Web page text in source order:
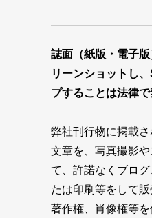
誌面（紙版・電子
リーンショットし
プすることは法律で
弊社刊行物に掲載
文章を、写真撮影
て、許諾なくブロ
たは印刷等をして
著作権、肖像権等